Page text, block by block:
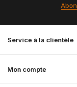
Service à la clientèle
Mon compte